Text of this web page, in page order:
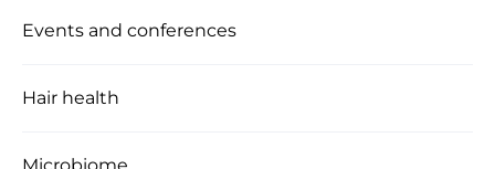
Events and conferences
Hair health